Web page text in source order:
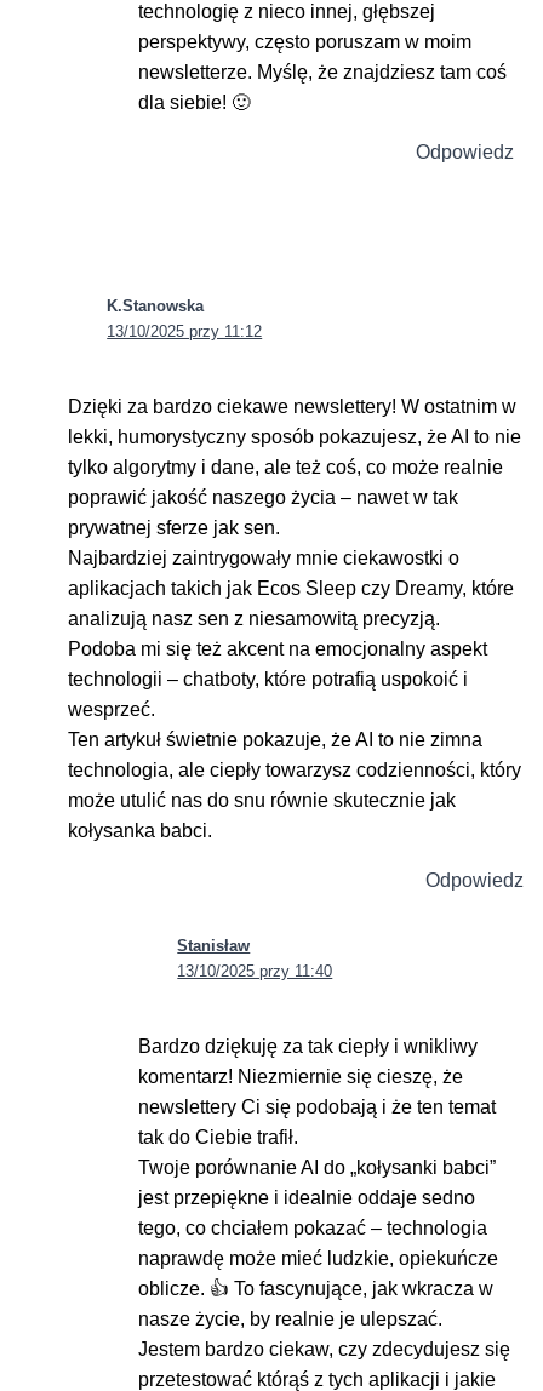
technologię z nieco innej, głębszej
perspektywy, często poruszam w moim
newsletterze. Myślę, że znajdziesz tam coś
dla siebie! 🙂
Odpowiedz
K.Stanowska
13/10/2025 przy 11:12
Dzięki za bardzo ciekawe newslettery! W ostatnim w
lekki, humorystyczny sposób pokazujesz, że AI to nie
tylko algorytmy i dane, ale też coś, co może realnie
poprawić jakość naszego życia – nawet w tak
prywatnej sferze jak sen.
Najbardziej zaintrygowały mnie ciekawostki o
aplikacjach takich jak Ecos Sleep czy Dreamy, które
analizują nasz sen z niesamowitą precyzją.
Podoba mi się też akcent na emocjonalny aspekt
technologii – chatboty, które potrafią uspokoić i
wesprzeć.
Ten artykuł świetnie pokazuje, że AI to nie zimna
technologia, ale ciepły towarzysz codzienności, który
może utulić nas do snu równie skutecznie jak
kołysanka babci.
Odpowiedz
Stanisław
13/10/2025 przy 11:40
Bardzo dziękuję za tak ciepły i wnikliwy
komentarz! Niezmiernie się cieszę, że
newslettery Ci się podobają i że ten temat
tak do Ciebie trafił.
Twoje porównanie AI do „kołysanki babci”
jest przepiękne i idealnie oddaje sedno
tego, co chciałem pokazać – technologia
naprawdę może mieć ludzkie, opiekuńcze
oblicze. 👍 To fascynujące, jak wkracza w
nasze życie, by realnie je ulepszać.
Jestem bardzo ciekaw, czy zdecydujesz się
przetestować którąś z tych aplikacji i jakie